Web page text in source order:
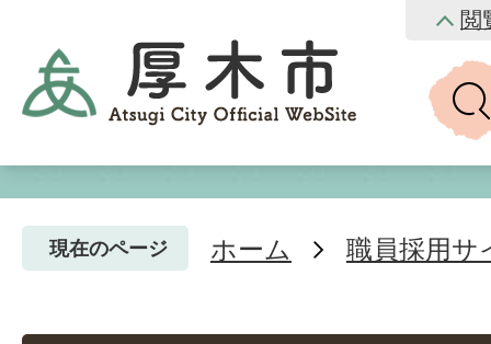
閲
現在のページ ホーム 職員採用サ